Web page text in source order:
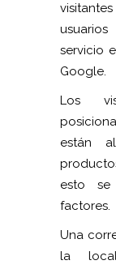
servicio
Google.
Los
están
esto se
factores.
Una
la